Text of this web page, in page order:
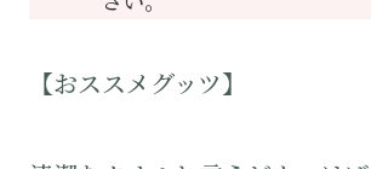
【おススメグッツ】